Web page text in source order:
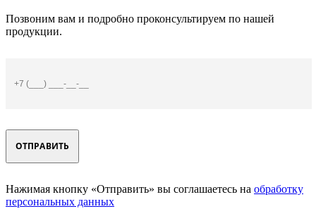
Позвоним вам и подробно проконсультируем по нашей
продукции.
Нажимая кнопку «Отправить» вы соглашаетесь на обработку
персональных данных